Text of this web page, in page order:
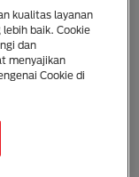
dan kecil,
pendek
halus yang lurus
dalam warna
putih dan
dan rubi.
kualitas layanan
lebih baik. Cookie
dan
menyajikan
Cookie di